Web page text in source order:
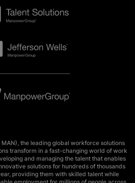
the leading global workforce solutions
transform in a fast-changing world of work
and managing the talent that enables
solutions for hundreds of thousands
providing them with skilled talent while